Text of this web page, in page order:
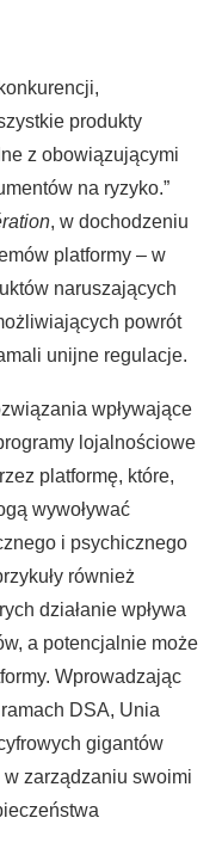
produkty
z obowiązującymi
na ryzyko.”
, w dochodzeniu
platformy – w
naruszających
powrót
unijne regulacje.
wpływające
lojalnościowe
platformę, które,
wywoływać
i psychicznego
również
działanie wpływa
a potencjalnie może
Wprowadzając
DSA, Unia
gigantów
zarządzaniu swoimi